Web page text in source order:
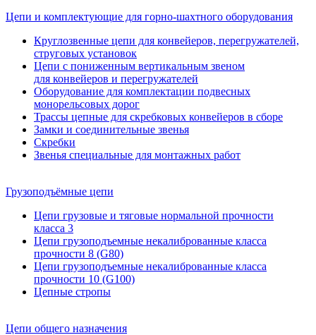
Цепи и комплектующие для горно-шахтного оборудования
Круглозвенные цепи для конвейеров, перегружателей,
струговых установок
Цепи с пониженным вертикальным звеном
для конвейеров и перегружателей
Оборудование для комплектации подвесных
монорельсовых дорог
Трассы цепные для скребковых конвейеров в сборе
Замки и соединительные звенья
Скребки
Звенья специальные для монтажных работ
Грузоподъёмные цепи
Цепи грузовые и тяговые нормальной прочности
класса 3
Цепи грузоподъемные некалиброванные класса
прочности 8 (G80)
Цепи грузоподъемные некалиброванные класса
прочности 10 (G100)
Цепные стропы
Цепи общего назначения